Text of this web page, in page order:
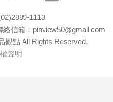
1113
信箱：pinview50@gmail.com
觀點 All Rights Reserved.
聲明